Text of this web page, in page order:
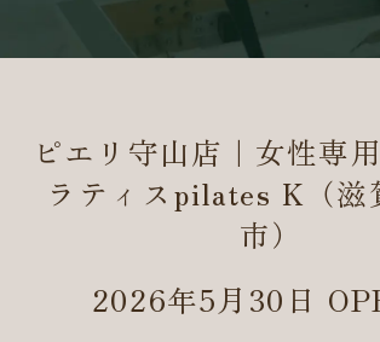
ピエリ守山店｜女性専
ラティスpilates K（滋
市）
2026年5月30日